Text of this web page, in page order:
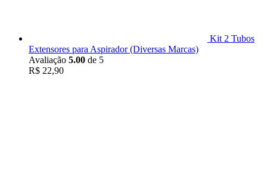
Kit 2 Tubos
Extensores para Aspirador (Diversas Marcas)
Avaliação 5.00 de 5
R$ 22,90